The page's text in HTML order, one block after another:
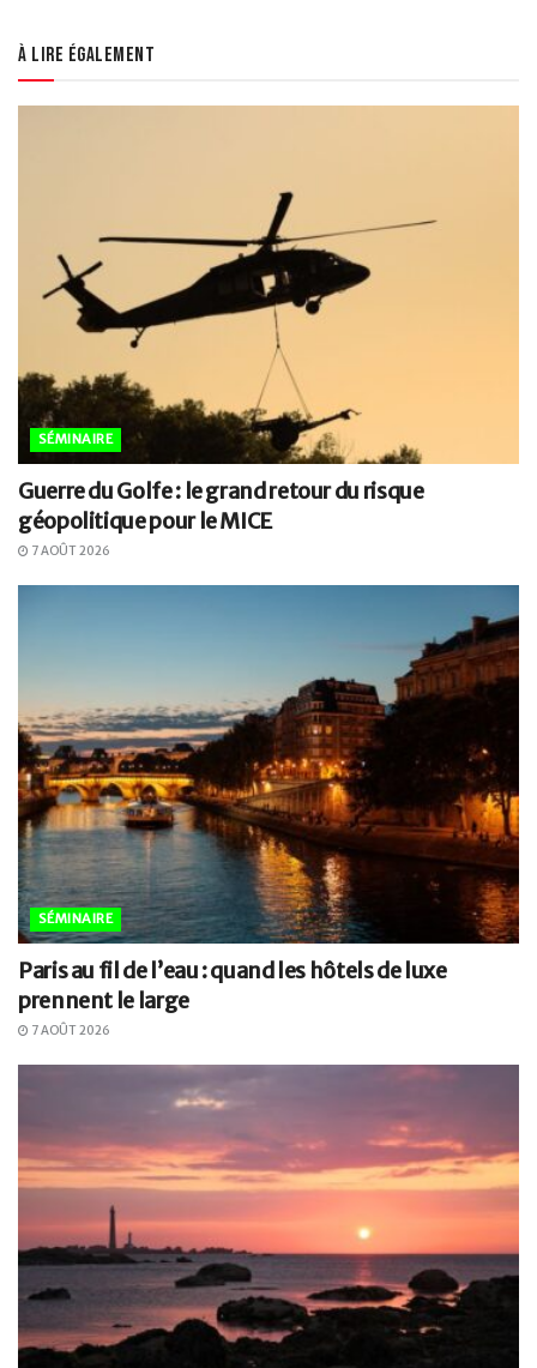
À lire également
SÉMINAIRE
Guerre du Golfe : le grand retour du risque
géopolitique pour le MICE
7 AOÛT 2026
SÉMINAIRE
Paris au fil de l’eau : quand les hôtels de luxe
prennent le large
7 AOÛT 2026